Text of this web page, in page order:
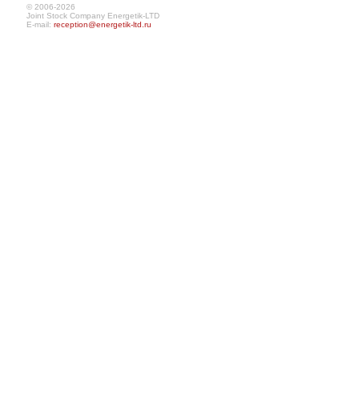
© 2006-2026
Joint Stock Company Energetik-LTD
E-mail: reception@energetik-ltd.ru